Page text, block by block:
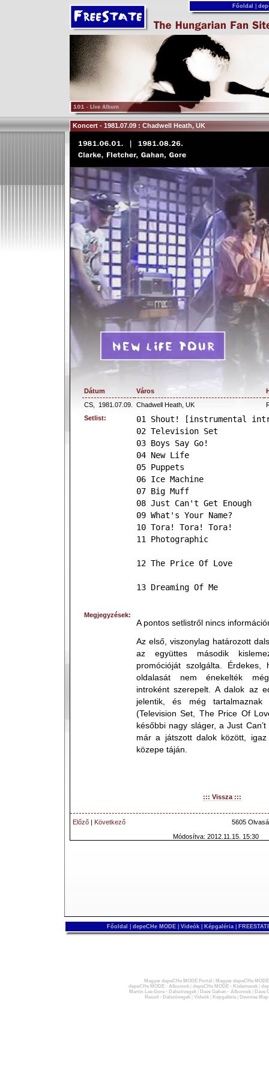
Főoldal
Koncert - 1981.07.09 : Chadwell Heath, UK
Dátum Város
CS,
1981.07.09. Chadwell Heath, UK
Setlist:
01 Shout! [instrumental
02 Television Set
03 Boys Say Go!
04 New Life
05 Puppets
06 Ice Machine
07 Big Muff
08 Just Can't Get Enough
09 What's Your Name?
10 Tora! Tora! Tora!
11 Photographic
12 The Price Of Love
13 Dreaming Of Me
Megjegyzések:
A pontos setlistről nincs
Az első, viszonylag határozott
az együttes második
promócióját szolgálta.
oldalasát nem énekelték
introként szerepelt. A dalok az
jelentik, és még
(Television Set, The Price Of
későbbi nagy sláger, a Just
már a játszott dalok között,
közepe táján.
::: Vissza :::
Előző | Következő
5605
Módosítva: 2012.11.15. 15:30
Főoldal depeCHe MODE Videók Képgaléria
Magyar depeCHe MODE Portál
Magyar depeCHe
depeCHe MODE - Albumok| depeCHe MODE - Kislemezek|
Martin Lee Gore - Dalszövegek| Dave Gahan - Albumok|
Dave
Recoil - Dalszövegek| Videók| Képgaléria| Devotee Map